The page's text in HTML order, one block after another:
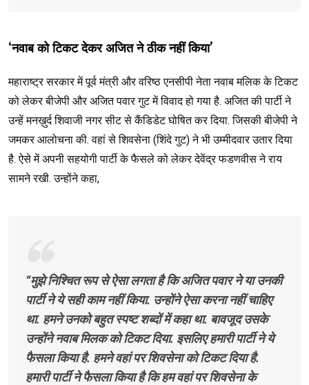
‘नवाब को टिकट देकर अजित ने ठीक नहीं किया’
महाराष्ट्र सरकार में पूर्व मंत्री और वरिष्ठ एनसीपी नेता नवाब मलिक के टिकट
को लेकर बीजेपी और अजित पवार गुट में विवाद हो गया है. अजित की पार्टी ने
उन्हें मनख़ुर्द शिवाजी नगर सीट से कैंडिडेट घोषित कर दिया. जिसकी बीजेपी ने
जमकर आलोचना की. वहां से शिवसेना (शिंदे गुट) ने भी उम्मीदवार उतार दिया
है. ऐसे में अपनी सहयोगी पार्टी के फैसले को लेकर देवेंद्र फडणवीस ने राय
सामने रखी. उन्होंने कहा,
“मुझे निश्चित रूप से ऐसा लगता है कि अजित पवार ने या उनकी
पार्टी ने ये सही काम नहीं किया. उन्होंने ऐसा करना नहीं चाहिए
था. हमने उनको बहुत स्पष्ट शब्दों में कहा था. बावजूद उसके
उन्होंने नवाब मिलक को टिकट दिया. इसलिए हमारी पार्टी ने ये
फैसला किया है. हमने वहां पर शिवसेना को टिकट दिया है.
हमारी पार्टी ने फैसला किया है कि हम वहां पर शिवसेना के